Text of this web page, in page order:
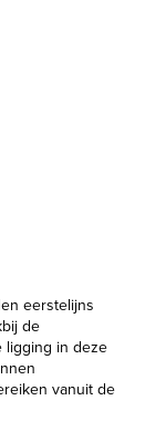
eerstelijns
de
ligging in deze
vanuit de